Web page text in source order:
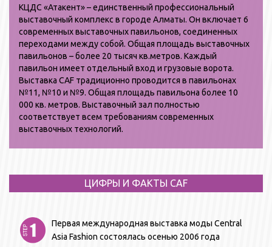
КЦДС «Атакент» – единственный профессиональный
выставочный комплекс в городе Алматы. Он включает 6
современных выставочных павильонов, соединенных
переходами между собой. Общая площадь выставочных
павильонов – более 20 тысяч кв.метров. Каждый
павильон имеет отдельный вход и грузовые ворота.
Выставка CAF традиционно проводится в павильонах
№11, №10 и №9. Общая площадь павильона более 10
000 кв. метров. Выставочный зал полностью
соответствует всем требованиям современных
выставочных технологий.
ЦИФРЫ И ФАКТЫ СAF
Первая международная выставка моды Central
Asia Fashion состоялась осенью 2006 года